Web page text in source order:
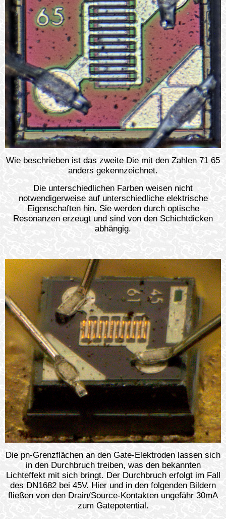
Wie beschrieben ist das zweite Die mit den Zahlen 71 65
anders gekennzeichnet.
Die unterschiedlichen Farben weisen nicht
notwendigerweise auf unterschiedliche elektrische
Eigenschaften hin. Sie werden durch optische
Resonanzen erzeugt und sind von den Schichtdicken
abhängig.
Die pn-Grenzflächen an den Gate-Elektroden lassen sich
in den Durchbruch treiben, was den bekannten
Lichteffekt mit sich bringt. Der Durchbruch erfolgt im Fall
des DN1682 bei 45V. Hier und in den folgenden Bildern
fließen von den Drain/Source-Kontakten ungefähr 30mA
zum Gatepotential.